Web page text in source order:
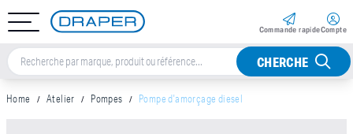
Commande rapideCompte
CHERCHE
Home Atelier Pompes Pompe d'amorçage diesel